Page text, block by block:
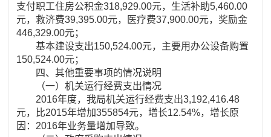
支付职工住房公积金318,929.00元，生活补助5,460.00
元，救济费39,395.00元，医疗费37,900.00元，奖励金
446,329.00元；
基本建设支出150,524.00元，主要用办公设备购置
150,524.00元；
四、其他重要事项的情况说明
（一）机关运行经费支出情况
2016年度，我局机关运行经费支出3,192,416.48
元，比2015年增加355854元，增长12.54%，增长原
因：2016年业务量增加导致。